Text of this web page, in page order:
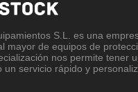
S.L. es una
mayor de equipos de
nos permite tener
un servicio rápido y